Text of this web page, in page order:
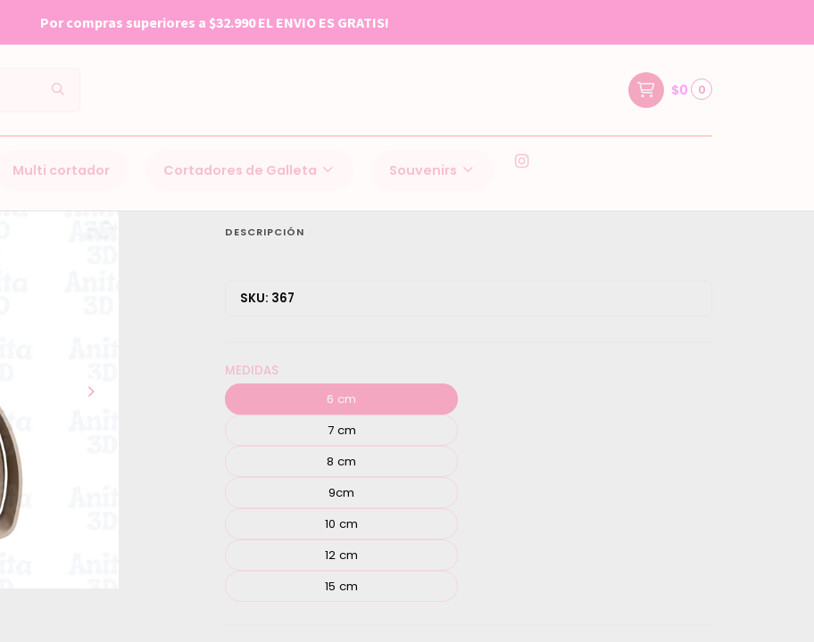
$0 0
Multi cortador Cortadores de Galleta Souvenirs
TIEMPO DE FABRICACION 1-3 DIAS HABILES POSTERIOR A SU COMPRA
DESCRIPCIÓN
SKU: 367
MEDIDAS
6 cm
7 cm
8 cm
9cm
10 cm
12 cm
15 cm